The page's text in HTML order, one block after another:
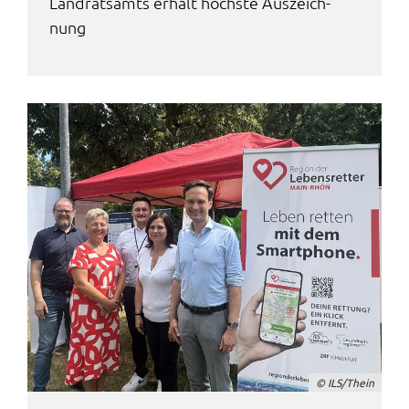
nung
© ILS/Thein
Zweck:
BayernAtlas
Name:
bayern_atlas
Anbieter:
Landesamt für Digitalisierung, Breitband und
Vermessung
Zweck:
Anzeige Online Kartendienst
WEBANALYSE
Unser Webanalyse-Tool Matomo